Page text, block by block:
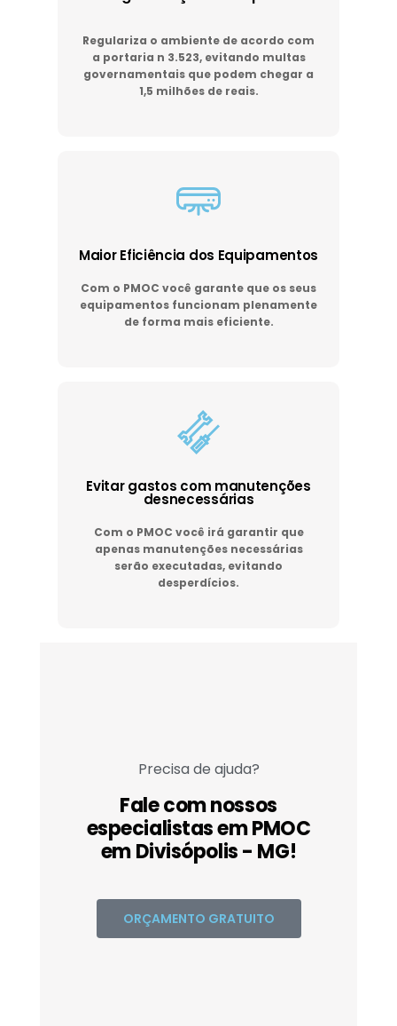
Regulariza o ambiente de acordo com
a portaria n 3.523, evitando multas
governamentais que podem chegar a
1,5 milhões de reais.
Maior Eficiência dos Equipamentos
Com o PMOC você garante que os seus
equipamentos funcionam plenamente
de forma mais eficiente.
Evitar gastos com manutenções
desnecessárias
Com o PMOC você irá garantir que
apenas manutenções necessárias
serão executadas, evitando
desperdícios.
Precisa de ajuda?
Fale com nossos
especialistas em PMOC
em Divisópolis - MG!
ORÇAMENTO GRATUITO